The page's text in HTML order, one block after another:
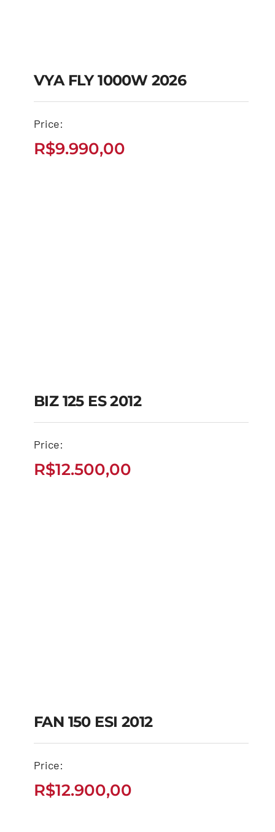
VYA FLY 1000W 2026
R$9.990,00
VYA FLY 1000W 2026
Price:
R$9.990,00
R$12.500,00
BIZ 125 ES 2012
Price:
R$12.500,00
R$12.900,00
FAN 150 ESI 2012
Price:
R$12.900,00